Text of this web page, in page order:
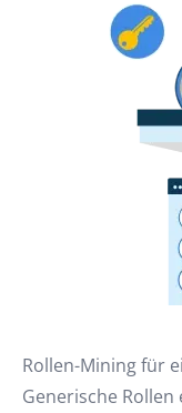
Rollen-Mining für
Generische